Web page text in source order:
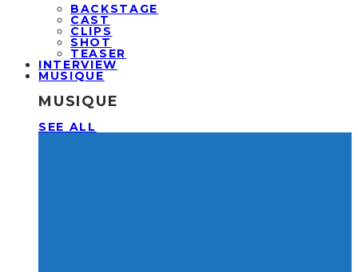
BACKSTAGE
CAST
CLIPS
SHOT
TEASER
INTERVIEW
MUSIQUE
MUSIQUE
SEE ALL